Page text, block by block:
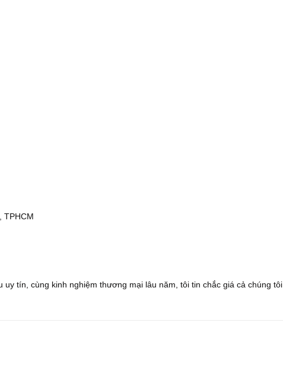
TPHCM
tín, cùng kinh nghiệm thương mại lâu năm, tôi tin chắc giá cả chúng tôi